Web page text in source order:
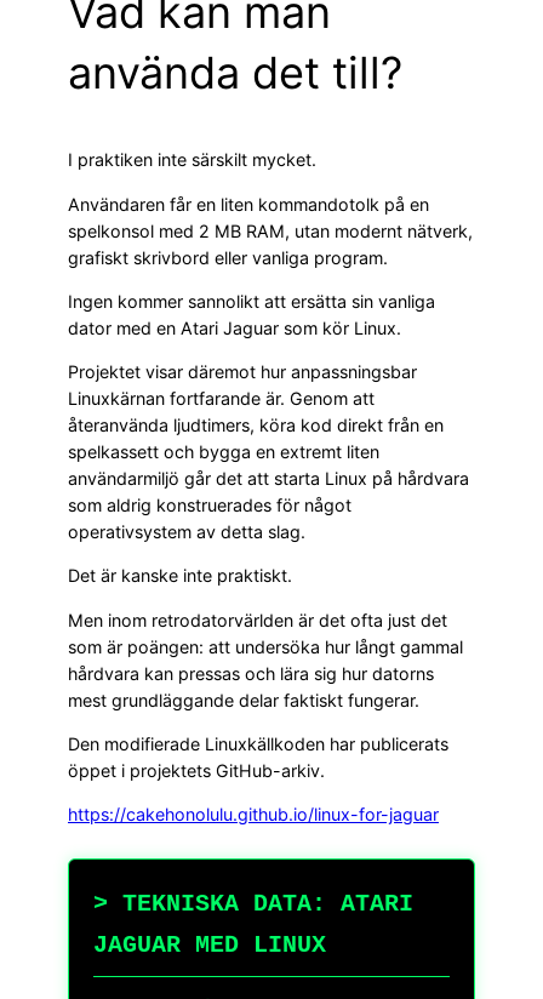
Vad kan man
använda det till?
I praktiken inte särskilt mycket.
Användaren får en liten kommandotolk på en
spelkonsol med 2 MB RAM, utan modernt nätverk,
grafiskt skrivbord eller vanliga program.
Ingen kommer sannolikt att ersätta sin vanliga
dator med en Atari Jaguar som kör Linux.
Projektet visar däremot hur anpassningsbar
Linuxkärnan fortfarande är. Genom att
återanvända ljudtimers, köra kod direkt från en
spelkassett och bygga en extremt liten
användarmiljö går det att starta Linux på hårdvara
som aldrig konstruerades för något
operativsystem av detta slag.
Det är kanske inte praktiskt.
Men inom retrodatorvärlden är det ofta just det
som är poängen: att undersöka hur långt gammal
hårdvara kan pressas och lära sig hur datorns
mest grundläggande delar faktiskt fungerar.
Den modifierade Linuxkällkoden har publicerats
öppet i projektets GitHub-arkiv.
https://cakehonolulu.github.io/linux-for-jaguar
> TEKNISKA DATA: ATARI
JAGUAR MED LINUX